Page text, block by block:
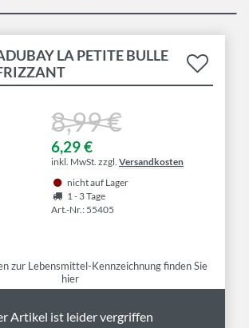
LA PETITE BULLE
8,99 €
6,29 €
inkl. MwSt. zzgl. Versandkosten
nicht auf Lager
1 - 3 Tage
Art.-Nr.: 55405
zur Lebensmittel-Kennzeichnung finden Sie
hier
Artikel ist leider vergriffen